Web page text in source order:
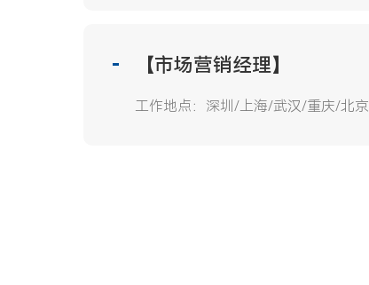
【市场营销经理】
工作地点： 深圳/上海/武汉/重庆/北京